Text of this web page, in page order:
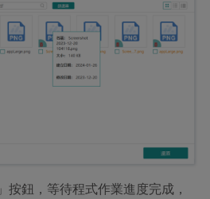
」按鈕，等待程式作業進度完成，